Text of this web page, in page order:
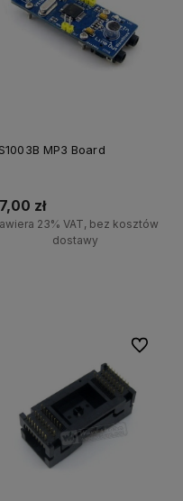
MP3 Board
zł
23% VAT, bez kosztów
dostawy
Do